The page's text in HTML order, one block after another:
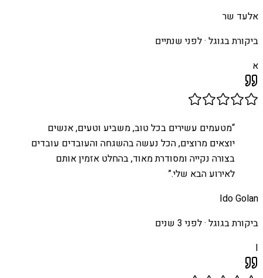
אלעד שר
ביקורת בגוגל ·לפני שנתיים
א
“מטעמים עשירים בכל טוב, משביע וטעים, אנשים
יוצאים מרוצים, הכל נעשה בהשגחה והעובדים עובדים
בצורה נקייה ומסודרת מאוד, בהחלט אזמין אותם
לאירוע הבא שלי.”
Ido Golan
ביקורת בגוגל ·לפני 3 שנים
I